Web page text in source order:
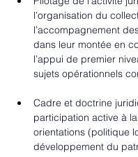
l’organisation du
l’accompagnement
dans leur montée en
l’appui de premier
sujets opérationnels
Cadre et doctrine
participation active à
orientations (politique
développement du